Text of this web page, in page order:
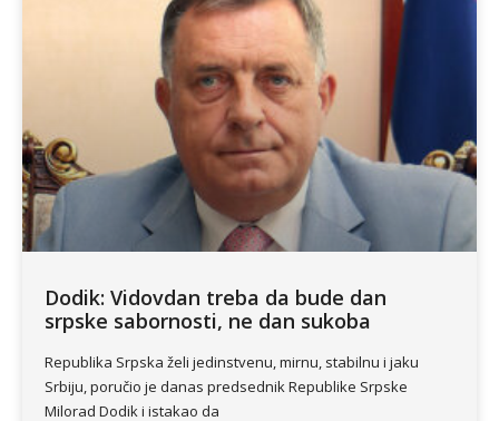
Dodik: Vidovdan treba da bude dan
srpske sabornosti, ne dan sukoba
Republika Srpska želi jedinstvenu, mirnu, stabilnu i jaku
Srbiju, poručio je danas predsednik Republike Srpske
Milorad Dodik i istakao da